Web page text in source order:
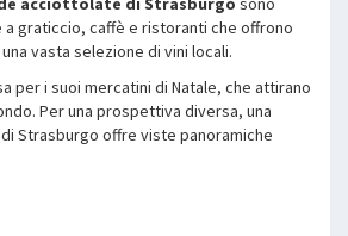
a graticcio, caffè e ristoranti che offrono
vasta selezione di vini locali.
per i suoi mercatini di Natale, che attirano
Per una prospettiva diversa, una
Strasburgo offre viste panoramiche